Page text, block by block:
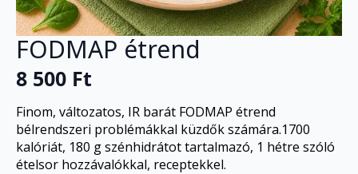
FODMAP étrend
8 500 Ft
Finom, változatos, IR barát FODMAP étrend
bélrendszeri problémákkal küzdők számára.1700
kalóriát, 180 g szénhidrátot tartalmazó, 1 hétre szóló
ételsor hozzávalókkal, receptekkel.